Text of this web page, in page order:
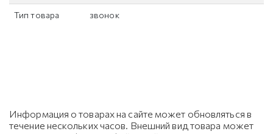
Тип товара звонок
Информация о товарах на сайте может обновляться в
течение нескольких часов. Внешний вид товара может